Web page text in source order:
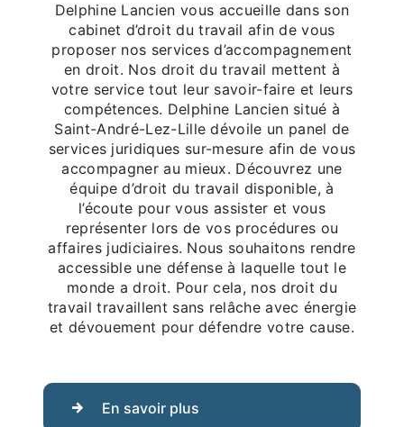
Delphine Lancien vous accueille dans son
cabinet d’droit du travail afin de vous
proposer nos services d’accompagnement
en droit. Nos droit du travail mettent à
votre service tout leur savoir-faire et leurs
compétences. Delphine Lancien situé à
Saint-André-Lez-Lille dévoile un panel de
services juridiques sur-mesure afin de vous
accompagner au mieux. Découvrez une
équipe d’droit du travail disponible, à
l’écoute pour vous assister et vous
représenter lors de vos procédures ou
affaires judiciaires. Nous souhaitons rendre
accessible une défense à laquelle tout le
monde a droit. Pour cela, nos droit du
travail travaillent sans relâche avec énergie
et dévouement pour défendre votre cause.
En savoir plus